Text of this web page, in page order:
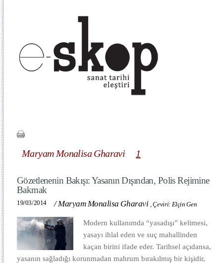
Maryam Monalisa Gharavi 1
Gözetlenenin Bakışı: Yasanın Dışından, Polis Rejimine
Bakmak
19/03/2014 /Maryam Monalisa Gharavi ,Çeviri: Elçin Gen
Modern kullanımda “yasadışı” kelimesi,
yasayı ihlal eden ve suç mahallinden
kaçan birini ifade eder. Tarihsel açıdansa,
yasanın sağladığı korunmadan mahrum bırakılmış bir kişidir,